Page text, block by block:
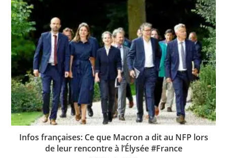
Infos françaises: Ce que Macron a dit au NFP lors
de leur rencontre à l’Élysée #France